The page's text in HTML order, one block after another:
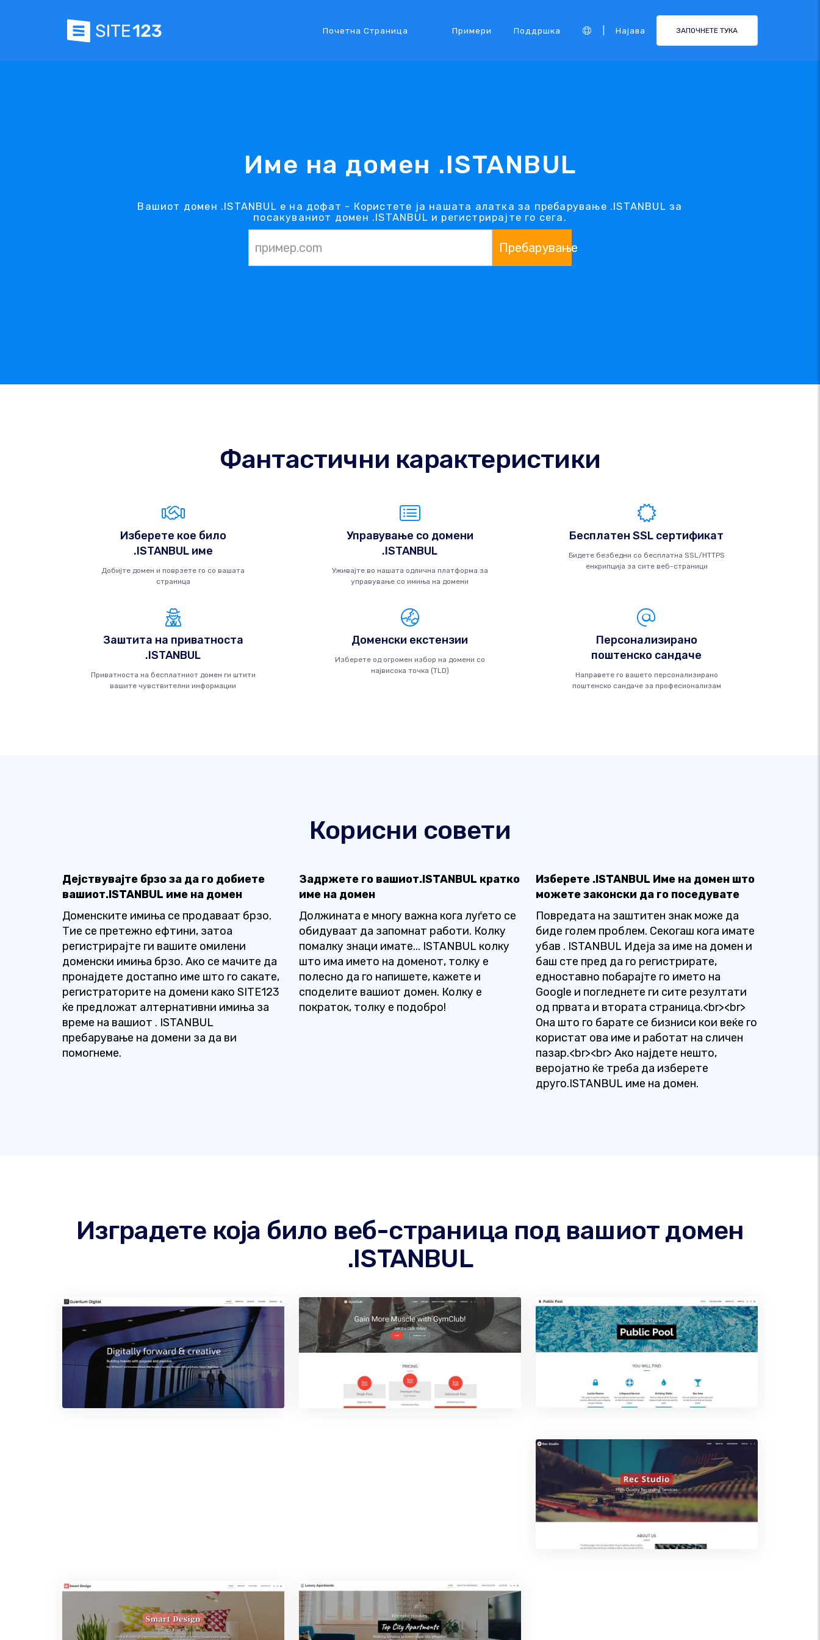
Почетна Страница Примери Поддршка Најава ЗАПОЧНЕТЕ ТУКА
Име на домен .ISTANBUL
Вашиот домен .ISTANBUL е на дофат - Користете ја нашата алатка за пребарување .ISTANBUL за
посакуваниот домен .ISTANBUL и регистрирајте го сега.
Пребарување
Фантастични карактеристики
Изберете кое било
.ISTANBUL име
Добијте домен и поврзете го со вашата
страница
Управување со домени
.ISTANBUL
Уживајте во нашата одлична платформа за
управување со имиња на домени
Бесплатен SSL сертификат
Бидете безбедни со бесплатна SSL/HTTPS
енкрипција за сите веб-страници
Заштита на приватноста
.ISTANBUL
Приватноста на бесплатниот домен ги штити
вашите чувствителни информации
Доменски екстензии
Изберете од огромен избор на домени со
највисока точка (TLD)
Персонализирано
поштенско сандаче
Направете го вашето персонализирано
поштенско сандаче за професионализам
Корисни совети
Дејствувајте брзо за да го добиете
вашиот.ISTANBUL име на домен
Доменските имиња се продаваат брзо.
Тие се претежно ефтини, затоа
регистрирајте ги вашите омилени
доменски имиња брзо. Ако се мачите да
пронајдете достапно име што го сакате,
регистраторите на домени како SITE123
ќе предложат алтернативни имиња за
време на вашиот . ISTANBUL
пребарување на домени за да ви
помогнеме.
Задржете го вашиот.ISTANBUL кратко
име на домен
Должината е многу важна кога луѓето се
обидуваат да запомнат работи. Колку
помалку знаци имате... ISTANBUL колку
што има името на доменот, толку е
полесно да го напишете, кажете и
споделите вашиот домен. Колку е
пократок, толку е подобро!
Изберете .ISTANBUL Име на домен што
можете законски да го поседувате
Повредата на заштитен знак може да
биде голем проблем. Секогаш кога имате
убав . ISTANBUL Идеја за име на домен и
баш сте пред да го регистрирате,
едноставно побарајте го името на
Google и погледнете ги сите резултати
од првата и втората страница.<br><br>
Она што го барате се бизниси кои веќе го
користат ова име и работат на сличен
пазар.<br><br> Ако најдете нешто,
веројатно ќе треба да изберете
друго.ISTANBUL име на домен.
Изградете која било веб-страница под вашиот домен
.ISTANBUL